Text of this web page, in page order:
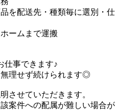
を配送先・種類毎に選別・仕
ームまで運搬
事できます♪
理せず続けられます◎
させていただきます。
案件への配属が難しい場合が